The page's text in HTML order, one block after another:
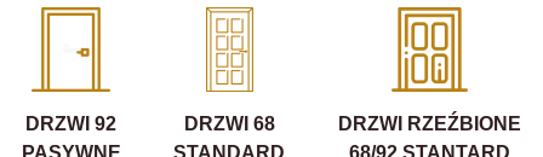
DRZWI 92
DRZWI 68
DRZWI RZEŹBIONE